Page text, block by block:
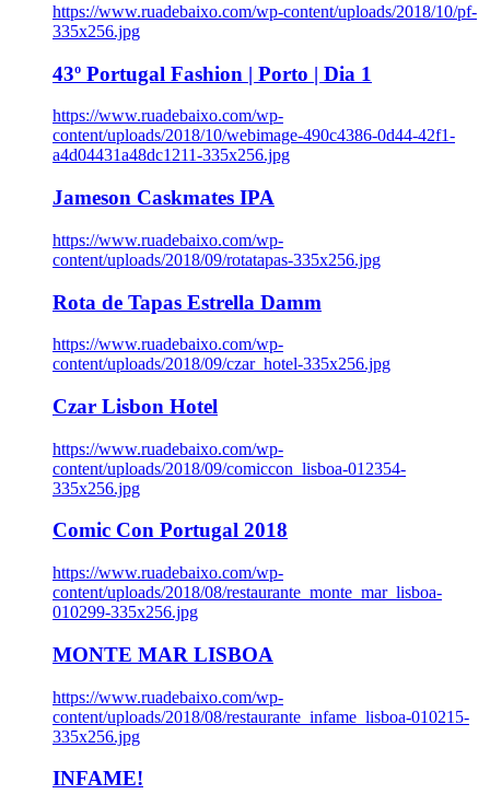
https://www.ruadebaixo.com/wp-content/uploads/2018/10/pf-
335x256.jpg
43º Portugal Fashion | Porto | Dia 1
https://www.ruadebaixo.com/wp-
content/uploads/2018/10/webimage-490c4386-0d44-42f1-
a4d04431a48dc1211-335x256.jpg
Jameson Caskmates IPA
https://www.ruadebaixo.com/wp-
content/uploads/2018/09/rotatapas-335x256.jpg
Rota de Tapas Estrella Damm
https://www.ruadebaixo.com/wp-
content/uploads/2018/09/czar_hotel-335x256.jpg
Czar Lisbon Hotel
https://www.ruadebaixo.com/wp-
content/uploads/2018/09/comiccon_lisboa-012354-
335x256.jpg
Comic Con Portugal 2018
https://www.ruadebaixo.com/wp-
content/uploads/2018/08/restaurante_monte_mar_lisboa-
010299-335x256.jpg
MONTE MAR LISBOA
https://www.ruadebaixo.com/wp-
content/uploads/2018/08/restaurante_infame_lisboa-010215-
335x256.jpg
INFAME!